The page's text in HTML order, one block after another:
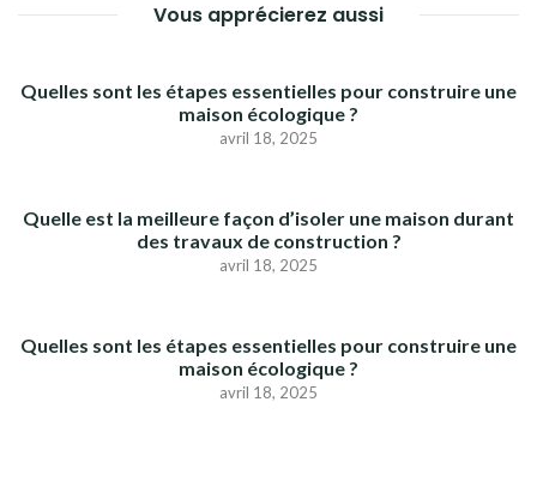
Vous apprécierez aussi
Quelles sont les étapes essentielles pour construire une
maison écologique ?
avril 18, 2025
Quelle est la meilleure façon d’isoler une maison durant
des travaux de construction ?
avril 18, 2025
Quelles sont les étapes essentielles pour construire une
maison écologique ?
avril 18, 2025